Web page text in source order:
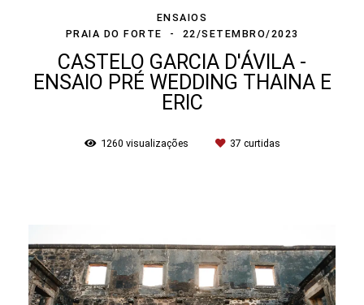
ENSAIOS
PRAIA DO FORTE
22/SETEMBRO/2023
CASTELO GARCIA D'ÁVILA -
ENSAIO PRÉ WEDDING THAINA E
ERIC
1260 visualizações 37 curtidas